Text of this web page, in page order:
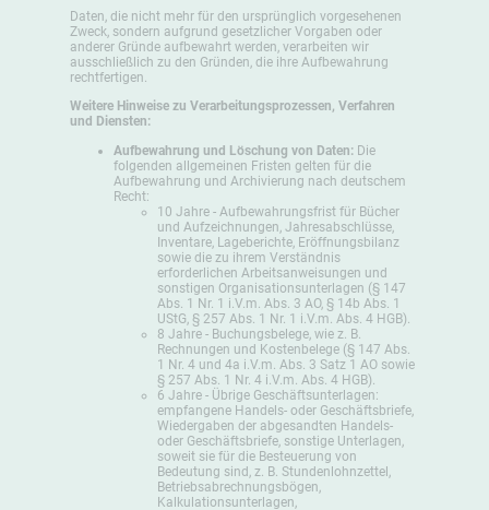
Daten, die nicht mehr für den ursprünglich vorgesehenen
Zweck, sondern aufgrund gesetzlicher Vorgaben oder
anderer Gründe aufbewahrt werden, verarbeiten wir
ausschließlich zu den Gründen, die ihre Aufbewahrung
rechtfertigen.
Weitere Hinweise zu Verarbeitungsprozessen, Verfahren
und Diensten:
Aufbewahrung und Löschung von Daten: Die
folgenden allgemeinen Fristen gelten für die
Aufbewahrung und Archivierung nach deutschem
Recht:
10 Jahre - Aufbewahrungsfrist für Bücher
und Aufzeichnungen, Jahresabschlüsse,
Inventare, Lageberichte, Eröffnungsbilanz
sowie die zu ihrem Verständnis
erforderlichen Arbeitsanweisungen und
sonstigen Organisationsunterlagen (§ 147
Abs. 1 Nr. 1 i.V.m. Abs. 3 AO, § 14b Abs. 1
UStG, § 257 Abs. 1 Nr. 1 i.V.m. Abs. 4 HGB).
8 Jahre - Buchungsbelege, wie z. B.
Rechnungen und Kostenbelege (§ 147 Abs.
1 Nr. 4 und 4a i.V.m. Abs. 3 Satz 1 AO sowie
§ 257 Abs. 1 Nr. 4 i.V.m. Abs. 4 HGB).
6 Jahre - Übrige Geschäftsunterlagen:
empfangene Handels- oder Geschäftsbriefe,
Wiedergaben der abgesandten Handels-
oder Geschäftsbriefe, sonstige Unterlagen,
soweit sie für die Besteuerung von
Bedeutung sind, z. B. Stundenlohnzettel,
Betriebsabrechnungsbögen,
Kalkulationsunterlagen,